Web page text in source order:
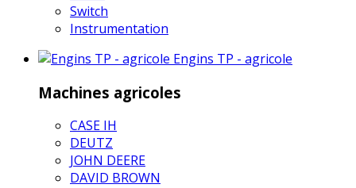
Switch
Instrumentation
Engins TP - agricole
Machines agricoles
CASE IH
DEUTZ
JOHN DEERE
DAVID BROWN